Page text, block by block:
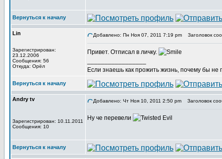
Вернуться к началу
Lin
Зарегистрирован:
23.12.2006
Сообщения: 56
Откуда: Орёл
Добавлено: Пн Ноя 07, 2011 7:19 pm Заголовок
Привет. Отписал в личку.
Если знаешь как прожить жизнь, почему бы не
Вернуться к началу
Andry tv
Зарегистрирован: 10.11.2011
Сообщения: 10
Добавлено: Чт Ноя 10, 2011 2:50 pm Заголовок
Ну че перевели
Вернуться к началу